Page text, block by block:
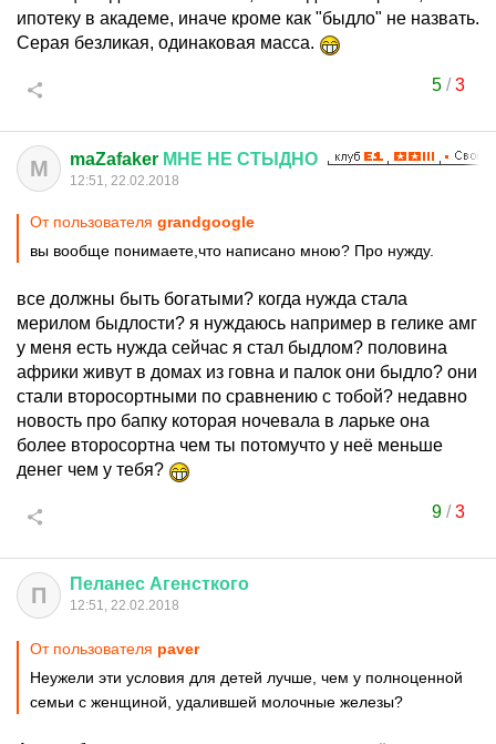
ипотеку в академе, иначе кроме как "быдло" не назвать.
Серая безликая, одинаковая масса.
5/3
M maZafaker МНЕ НЕ СТЫДНО
12:51, 22.02.2018
От пользователя grandgoogle
вы вообще понимаете,что написано мною? Про нужду.
все должны быть богатыми? когда нужда стала
мерилом быдлости? я нуждаюсь например в гелике амг
у меня есть нужда сейчас я стал быдлом? половина
африки живут в домах из говна и палок они быдло? они
стали второсортными по сравнению с тобой? недавно
новость про бапку которая ночевала в ларьке она
более второсортна чем ты потомучто у неё меньше
денег чем у тебя?
9/3
П Пеланес Агенсткого
12:51, 22.02.2018
От пользователя paver
Неужели эти условия для детей лучше, чем у полноценной
семьи с женщиной, удалившей молочные железы?